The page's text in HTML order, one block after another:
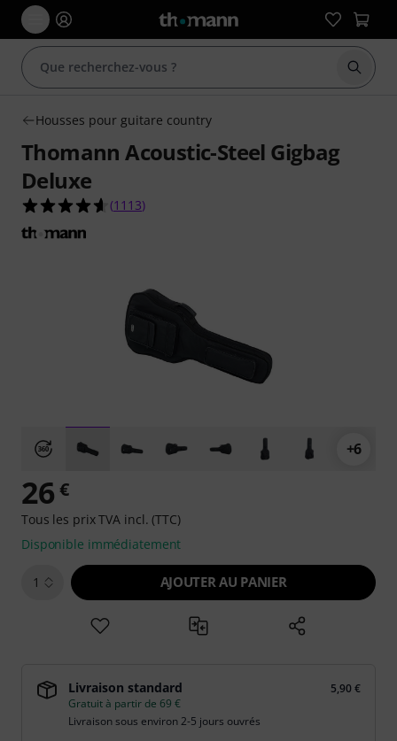
Housses pour guitare country
Thomann Acoustic-Steel Gigbag
Deluxe
4.6 étoiles sur 5 d'après 1113 évaluations clients
(1113)
+6
26 €
Tous les prix TVA incl. (TTC)
Disponible immédiatement
1 AJOUTER AU PANIER
Livraison standard
5,90 €
Gratuit à partir de 69 €
Livraison sous environ 2-5 jours ouvrés